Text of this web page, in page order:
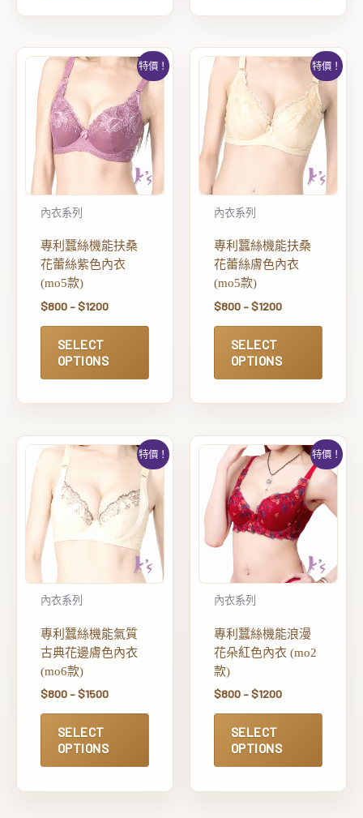
特價！
內衣系列
專利蠶絲機能扶桑
花蕾絲紫色內衣
(mo5款)
$800–$1200
SELECT
OPTIONS
特價！
內衣系列
專利蠶絲機能扶桑
花蕾絲膚色內衣
(mo5款)
$800–$1200
SELECT
OPTIONS
特價！
內衣系列
專利蠶絲機能氣質
古典花邊膚色內衣
(mo6款)
$800–$1500
SELECT
OPTIONS
特價！
內衣系列
專利蠶絲機能浪漫
花朵紅色內衣 (mo2
款)
$800–$1200
SELECT
OPTIONS